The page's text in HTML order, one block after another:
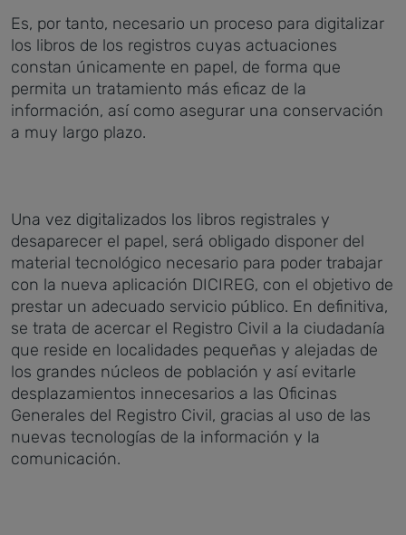
Es, por tanto, necesario un proceso para digitalizar
los libros de los registros cuyas actuaciones
constan únicamente en papel, de forma que
permita un tratamiento más eficaz de la
información, así como asegurar una conservación
a muy largo plazo.
Una vez digitalizados los libros registrales y
desaparecer el papel, será obligado disponer del
material tecnológico necesario para poder trabajar
con la nueva aplicación DICIREG, con el objetivo de
prestar un adecuado servicio público. En definitiva,
se trata de acercar el Registro Civil a la ciudadanía
que reside en localidades pequeñas y alejadas de
los grandes núcleos de población y así evitarle
desplazamientos innecesarios a las Oficinas
Generales del Registro Civil, gracias al uso de las
nuevas tecnologías de la información y la
comunicación.